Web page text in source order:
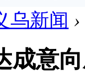
乌新闻 ›
成意